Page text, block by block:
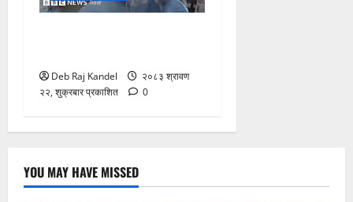
Deb Raj Kandel
२०८३ श्रावण
२२, शुक्रबार प्रकाशित
0
YOU MAY HAVE MISSED